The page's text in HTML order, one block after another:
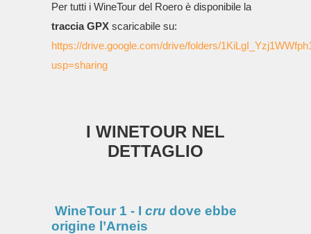
Per tutti i WineTour del Roero è disponibile la
traccia GPX scaricabile su:
https://drive.google.com/drive/folders/
usp=sharing
I WINETOUR NEL
DETTAGLIO
WineTour 1 - I cru dove ebbe
origine l’Arneis